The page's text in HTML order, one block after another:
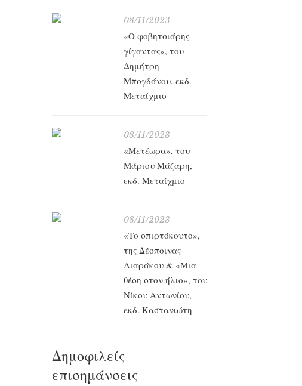
08/11/2023
«Ο φοβητσιάρης
γίγαντας», του
Δημήτρη
Μπογδάνου, εκδ.
Μεταίχμιο
08/11/2023
«Μετέωρα», του
Μάριου Μάζαρη,
εκδ. Μεταίχμιο
08/11/2023
«Το σπιρτόκουτο»,
της Δέσποινας
Λιαράκου & «Μια
θέση στον ήλιο», του
Νίκου Αντωνίου,
εκδ. Καστανιώτη
Δημοφιλείς
επισημάνσεις